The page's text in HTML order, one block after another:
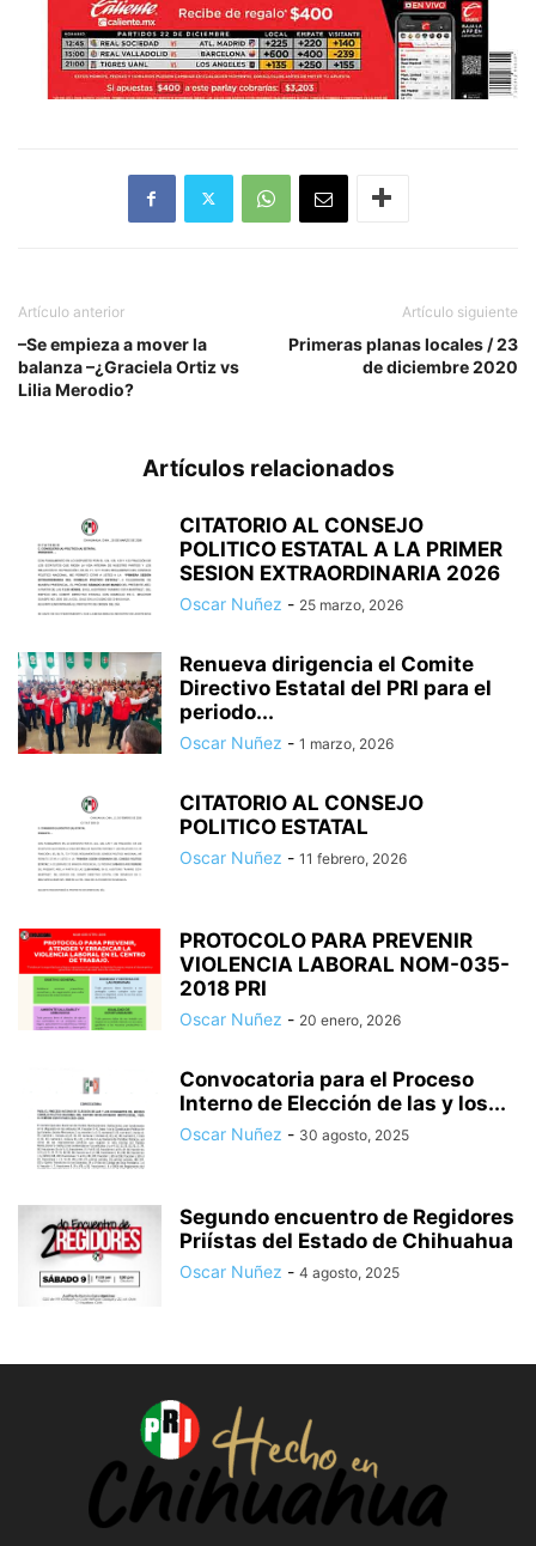
Artículo anterior
–Se empieza a mover la
balanza –¿Graciela Ortiz vs
Lilia Merodio?
Artículo siguiente
Primeras planas locales / 23
de diciembre 2020
Artículos relacionados
CITATORIO AL CONSEJO
POLITICO ESTATAL A LA PRIMER
SESION EXTRAORDINARIA 2026
Oscar Nuñez - 25 marzo, 2026
Renueva dirigencia el Comite
Directivo Estatal del PRI para el
periodo...
Oscar Nuñez - 1 marzo, 2026
CITATORIO AL CONSEJO
POLITICO ESTATAL
Oscar Nuñez - 11 febrero, 2026
PROTOCOLO PARA PREVENIR
VIOLENCIA LABORAL NOM-035-
2018 PRI
Oscar Nuñez - 20 enero, 2026
Convocatoria para el Proceso
Interno de Elección de las y los...
Oscar Nuñez - 30 agosto, 2025
Segundo encuentro de Regidores
Priístas del Estado de Chihuahua
Oscar Nuñez - 4 agosto, 2025